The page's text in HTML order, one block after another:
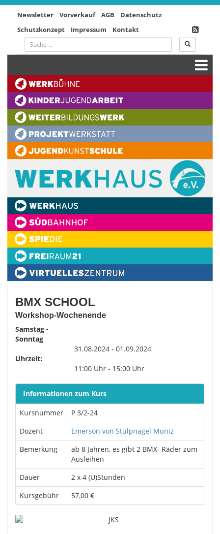
Newsletter Vorverkauf AGB
Datenschutz
Schutzkonzept
Impressum Kontakt
BMX SCHOOL
Workshop-Wochenende
Samstag -
Sonntag
31.08.2024 - 01.09.2024
Uhrzeit:
11:00 Uhr - 15:00 Uhr
Informationen zum Kurs
Kursnummer
P 3/2-24
Dozent
Emerson von Stülpnagel Muniz
Bemerkung
ab 8 Jahren, es gibt 2 BMX- Räder zum
Ausleihen
Dauer
2 x 4 (U)Stunden
Kursgebühr
57,00 €